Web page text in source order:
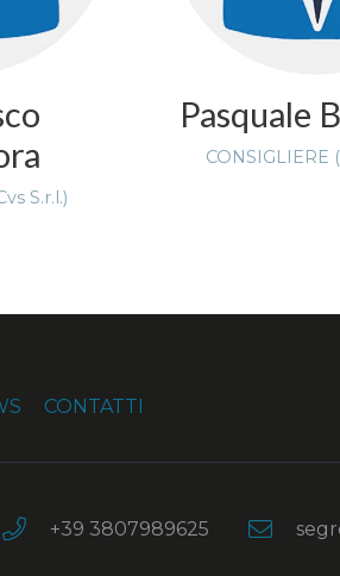
S.r.l.)
Pasquale
CONSIGLIERE
CONTATTI
+39 3807989625